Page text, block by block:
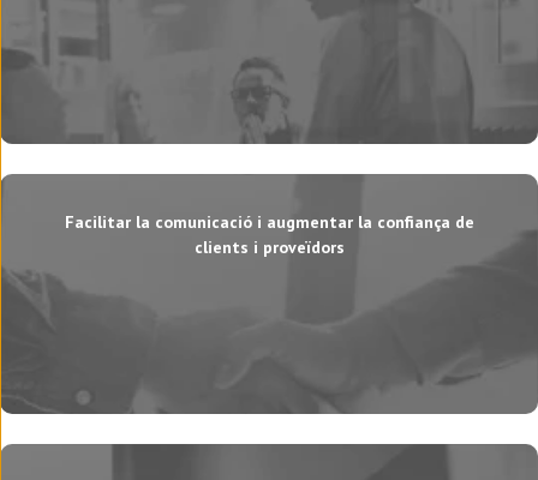
Facilitar la comunicació i augmentar la confiança de
clients i proveïdors